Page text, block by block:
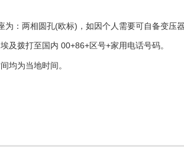
：两相圆孔(欧标)，如因个人需要可自备变压
及拨打至国内 00+86+区号+家用电话号码。
均为当地时间。